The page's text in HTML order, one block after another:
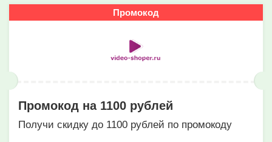
Промокод
Промокод на 1100 рублей
Получи скидку до 1100 рублей по промокоду